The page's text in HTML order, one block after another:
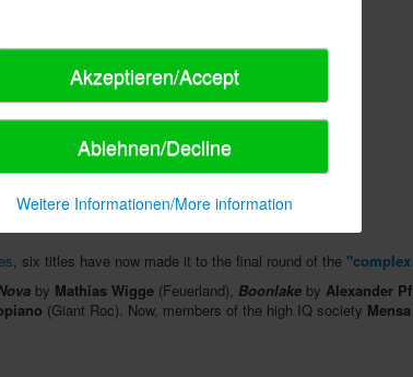
, six titles have now made it to the final round of the
by Mathias Wigge (Feuerland), Boonlake by Alexander
(Giant Roc). Now, members of the high IQ society
Akzeptieren/Accept
Ablehnen/Decline
Weitere Informationen/More information